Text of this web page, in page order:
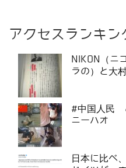
アクセスランキ
NIKON（ニ
ラの）と大
#中国人民
ニーハオ
日本に比べ